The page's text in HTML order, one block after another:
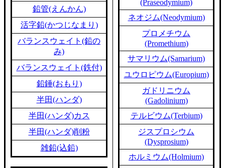
鉛管(えんかん)
活字鉛(かつじなまり)
バランスウェイト(鉛の
み)
バランスウェイト(鉄付)
鉛錘(おもり)
半田(ハンダ)
半田(ハンダ)カス
半田(ハンダ)削粉
雑鉛(込鉛)
(Praseodymium)
ネオジム(Neodymium)
プロメチウム
(Promethium)
サマリウム(Samarium)
ユウロピウム(Europium)
ガドリニウム
(Gadolinium)
テルビウム(Terbium)
ジスプロシウム
(Dysprosium)
ホルミウム(Holmium)